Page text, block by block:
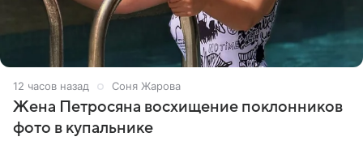
12 часов назад Соня Жарова
Жена Петросяна восхищение поклонников
фото в купальнике